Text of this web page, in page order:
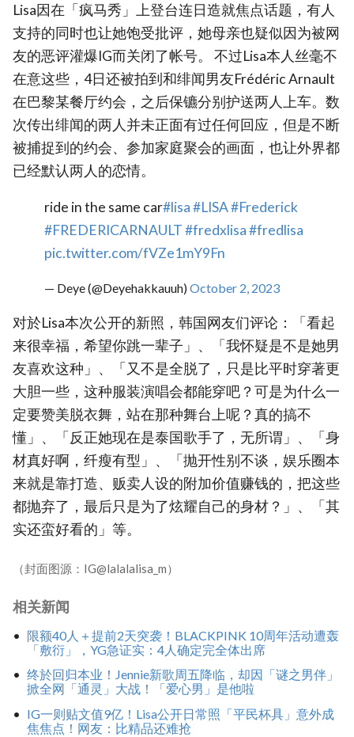
Lisa因在「疯马秀」上登台连日造就焦点话题，有人
支持的同时也让她饱受批评，她母亲也疑似因为被网
友的恶评灌爆IG而关闭了帐号。 不过Lisa本人丝毫不
在意这些，4日还被拍到和绯闻男友Frédéric Arnault
在巴黎某餐厅约会，之后保镳分别护送两人上车。数
次传出绯闻的两人并未正面有过任何回应，但是不断
被捕捉到的约会、参加家庭聚会的画面，也让外界都
已经默认两人的恋情。
ride in the same car#lisa#LISA#Frederick
#FREDERICARNAULT#fredxlisa#fredlisa
pic.twitter.com/fVZe1mY9Fn
— Deye (@Deyehakkauuh)October 2, 2023
对於Lisa本次公开的新照，韩国网友们评论：「看起
来很幸福，希望你跳一辈子」、「我怀疑是不是她男
友喜欢这种」、「又不是全脱了，只是比平时穿著更
大胆一些，这种服装演唱会都能穿吧？可是为什么一
定要赞美脱衣舞，站在那种舞台上呢？真的搞不
懂」、「反正她现在是泰国歌手了，无所谓」、「身
材真好啊，纤瘦有型」、「抛开性别不谈，娱乐圈本
来就是靠打造、贩卖人设的附加价值赚钱的，把这些
都抛弃了，最后只是为了炫耀自己的身材？」、「其
实还蛮好看的」等。
（封面图源：IG@lalalalisa_m）
相关新闻
限额40人＋提前2天突袭！BLACKPINK 10周年活动遭轰
「敷衍」，YG急证实：4人确定完全体出席
终於回归本业！Jennie新歌周五降临，却因「谜之男伴」
掀全网「通灵」大战！「爱心男」是他啦
IG一则贴文值9亿！Lisa公开日常照「平民杯具」意外成
焦焦点！网友：比精品还难抢